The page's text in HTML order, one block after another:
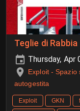
Teglie di
Thursday, Apr
Exploit - Spazio
autogestita
Exploit GKN